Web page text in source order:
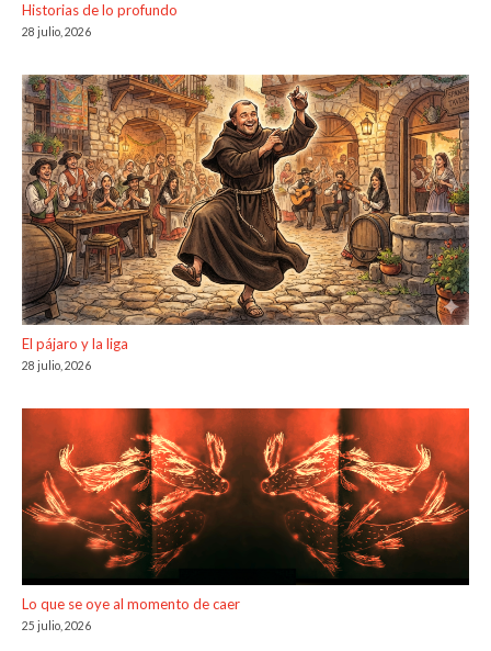
Historias de lo profundo
28 julio, 2026
El pájaro y la liga
28 julio, 2026
Lo que se oye al momento de caer
25 julio, 2026